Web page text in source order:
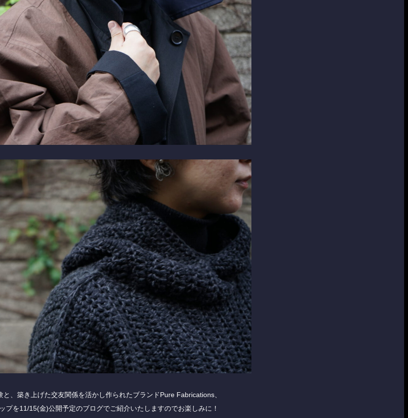
と、築き上げた交友関係を活かし作られたブランドPure Fabrications、
プを11/15(金)公開予定のブログでご紹介いたしますのでお楽しみに！